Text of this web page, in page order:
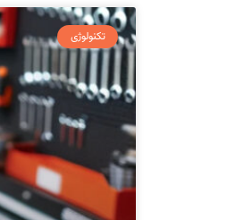
تکنولوژی